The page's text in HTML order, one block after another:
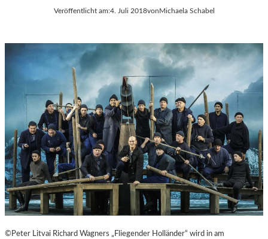
Veröffentlicht am:4. Juli 2018vonMichaela Schabel
©Peter Litvai Richard Wagners „Fliegender Holländer“ wird in am